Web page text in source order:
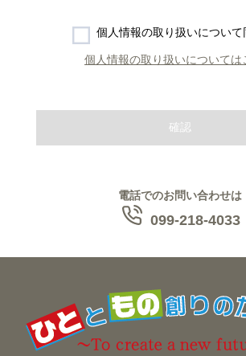
個人情報の取り扱いについて
個人情報の取り扱いについては
電話でのお問い合わせは
099-218-4033